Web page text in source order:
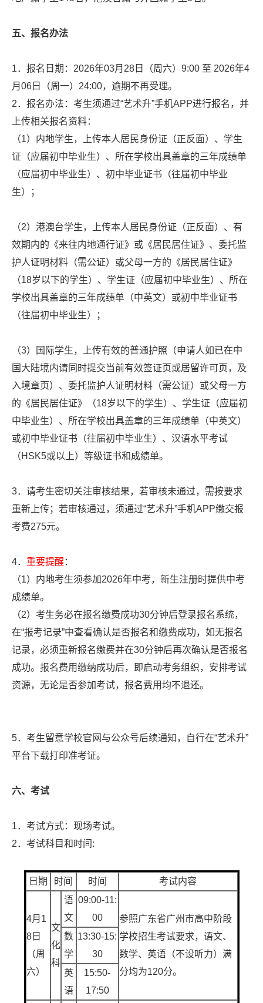
五、报名办法
1．报名日期：2026年03月28日（周六）9:00 至 2026年4
月06日（周一）24:00，逾期不再受理。
2．报名办法：考生须通过“艺术升”手机APP进行报名，并
上传相关报名资料：
（1）内地学生，上传本人居民身份证（正反面）、学生
证（应届初中毕业生）、所在学校出具盖章的三年成绩单
（应届初中毕业生）、初中毕业证书（往届初中毕业
生）；
（2）港澳台学生，上传本人居民身份证（正反面）、有
效期内的《来往内地通行证》或《居民居住证》、委托监
护人证明材料（需公证）或父母一方的《居民居住证》
（18岁以下的学生）、学生证（应届初中毕业生）、所在
学校出具盖章的三年成绩单（中英文）或初中毕业证书
（往届初中毕业生）；
（3）国际学生，上传有效的普通护照（申请人如已在中
国大陆境内请同时提交当前有效签证页或居留许可页，及
入境章页）、委托监护人证明材料（需公证）或父母一方
的《居民居住证》（18岁以下的学生）、学生证（应届初
中毕业生）、所在学校出具盖章的三年成绩单（中英文）
或初中毕业证书（往届初中毕业生）、汉语水平考试
（HSK5或以上）等级证书和成绩单。
3．请考生密切关注审核结果，若审核未通过，需按要求
重新上传；若审核通过，须通过“艺术升”手机APP缴交报
考费275元。
4． 重要提醒 ：
（1）内地考生须参加2026年中考，新生注册时提供中考
成绩单。
（2）考生务必在报名缴费成功30分钟后登录报名系统，
在“报考记录”中查看确认是否报名和缴费成功，如无报名
记录，必须重新报名缴费并在30分钟后再次确认是否报名
成功。报名费用缴纳成功后，即启动考务组织，安排考试
资源，无论是否参加考试，报名费用均不退还。
5．考生留意学校官网与公众号后续通知，自行在“艺术升”
平台下载打印准考证。
六、考试
1．考试方式：现场考试。
2．考试科目和时间:
日期 时间 时间 考试内容
4月1
8日
（周
六）
文
化
科
语
文
09:00-11:
00
参照广东省广州市高中阶段
学校招生考试要求，语文、
数学、英语（不设听力）满
分均为120分。
数
学
13:30-15:
30
英
语
15:50-
17:50